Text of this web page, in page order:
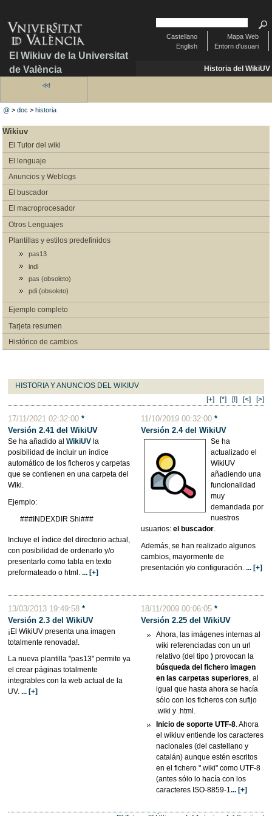
El Wikiuv de la Universitat
de València
Mapa Web
Entorn d'usuari
Castellano
English
Historia del WikiUV
@ >doc >historia
Wikiuv
El Tutor del wiki
El lenguaje
Anuncios y Weblogs
El buscador
El macroprocesador
Otros Lenguajes
Plantillas y estilos predefinidos
pas13
indi
pas (obsoleto)
pdi (obsoleto)
Ejemplo completo
Tarjeta resumen
Histórico de cambios
HISTORIA Y ANUNCIOS DEL WIKIUV
[+]
[*] [!] [<] [>]
17/11/2021 02:32:00 *
Versión 2.41 del WikiUV
Se ha añadido al WikiUVla
posibilidad de incluir un índice
automático de los ficheros y carpetas
que se contienen en una carpeta del
Wiki.
Ejemplo:
###INDEXDIR Shi###
Incluye el índice del directorio actual,
con posibilidad de ordenarlo y/o
presentarlo como tabla en texto
preformateado o html. ... [+]
11/10/2019 00:32:00*
Versión 2.4 del WikiUV
Se ha
actualizado el
WikiUV
añadiendo una
funcionalidad
muy
demandada por
nuestros
usuarios:el buscador.
Además, se han realizado algunos
cambios, mayormente de
presentación y/o configuración.... [+]
13/03/2013 19:49:58 *
Versión 2.3 del WikiUV
¡El WikiUV presenta una imagen
totalmente renovada!.
La nueva plantilla "pas13" permite ya
el crear páginas totalmente
integrables con la web actual de la
UV. ... [+]
18/11/2009 00:06:05*
Versión 2.25 delWikiUV
Ahora, las imágenes internas al
wiki referenciadas con un url
relativo (del tipo) provocan la
búsqueda del fichero imagen
en las carpetas superiores , al
igual que hasta ahora se hacía
sólo con los ficheros con sufijo
.wiki y .html.
Inicio de soporte UTF-8. Ahora
el wikiuv entiende los caracteres
nacionales (del castellano y
catalán) aunque estén escritos
en el fichero ".wiki" como UTF-8
(antes sólo lo hacía con los
caracteres ISO-8859-1... [+]